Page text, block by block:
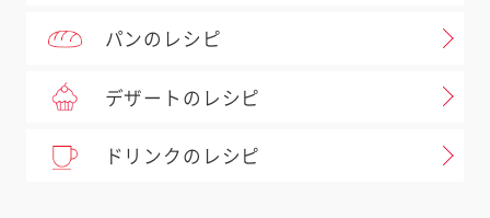
パンのレシピ
デザートのレシピ
ドリンクのレシピ